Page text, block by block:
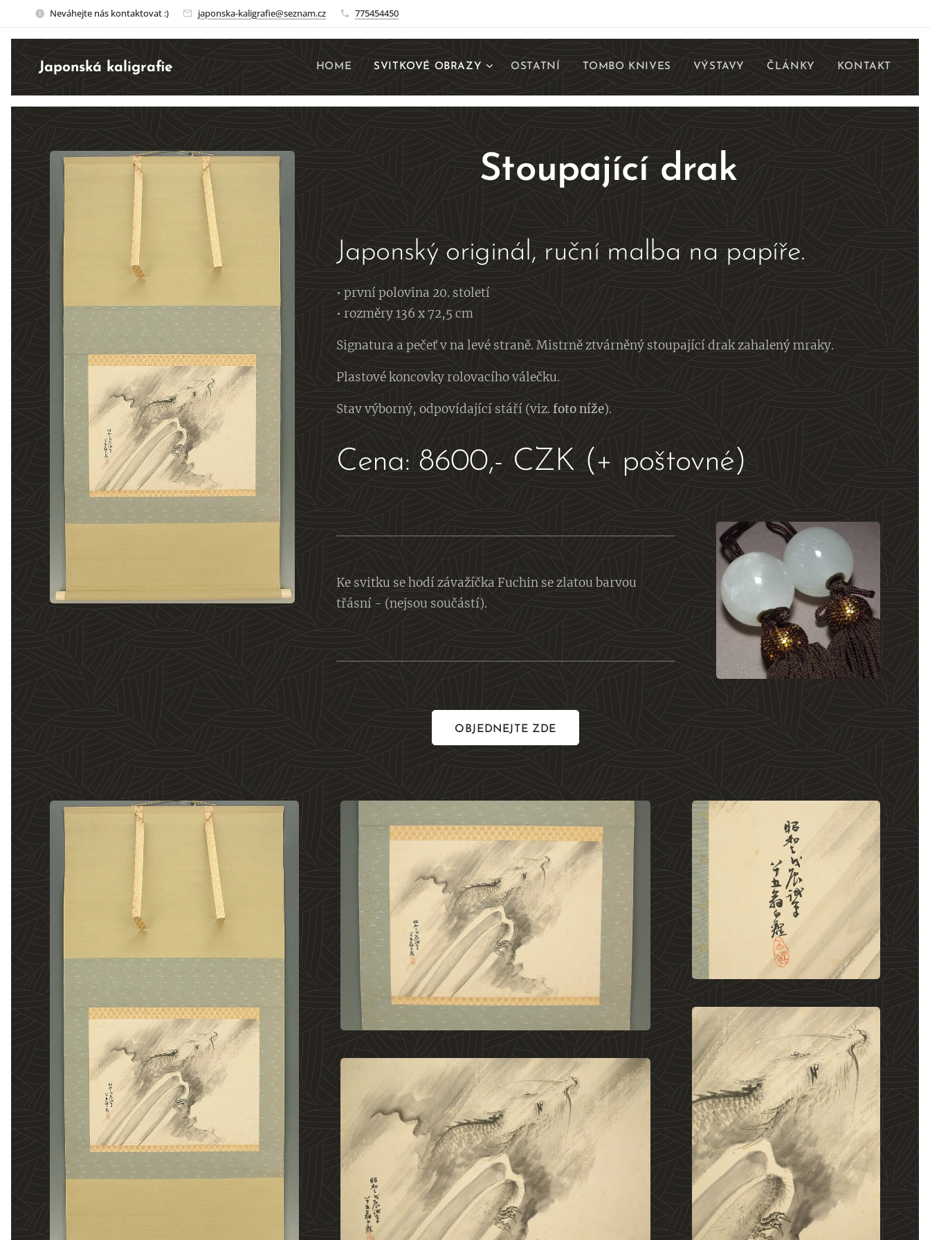
Neváhejte nás kontaktovat :) japonska-kaligrafie@seznam.cz 775454450
Japonská kaligrafie HOME SVITKOVÉ OBRAZY OSTATNÍ TOMBO KNIVES VÝSTAVY ČLÁNKY KONTAKT
Stoupající drak
Japonský originál, ruční malba na papíře.
• první polovina 20. století
• rozměry 136 x 72,5 cm
Signatura a pečeť v na levé straně. Mistrně ztvárněný stoupající drak zahalený mraky.
Plastové koncovky rolovacího válečku.
Stav výborný, odpovídající stáří (viz.foto níže).
Cena: 8600,- CZK (+ poštovné)
Ke svitku se hodí závažíčka Fuchin se zlatou barvou
třásní - (nejsou součástí).
OBJEDNEJTE ZDE